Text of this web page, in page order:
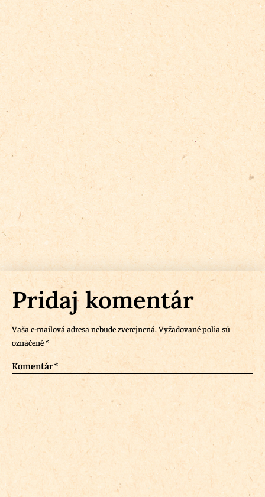
Pridaj komentár
Vaša e-mailová adresa nebude zverejnená.Vyžadované polia sú
označené*
Komentár*